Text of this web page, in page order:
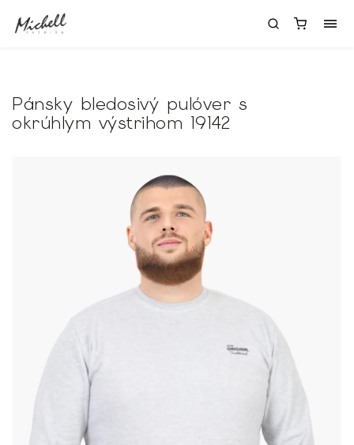
Pánsky bledosivý pulóver s
okrúhlym výstrihom 19142